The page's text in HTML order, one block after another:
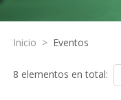
Inicio > Eventos
8 elementos en total: